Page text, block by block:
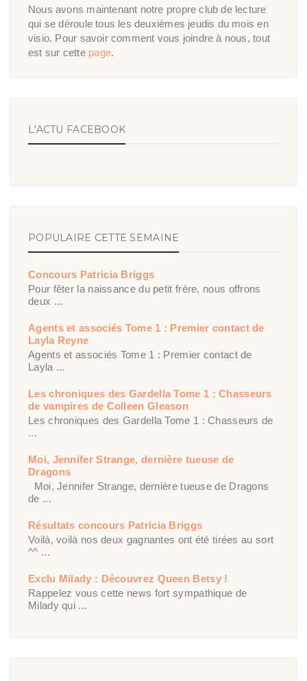
Nous avons maintenant notre propre club de lecture
qui se déroule tous les deuxièmes jeudis du mois en
visio. Pour savoir comment vous joindre à nous, tout
est sur cette page.
L'ACTU FACEBOOK
POPULAIRE CETTE SEMAINE
Concours Patricia Briggs
Pour fêter la naissance du petit frère, nous offrons
deux ...
Agents et associés Tome 1 : Premier contact de
Layla Reyne
Agents et associés Tome 1 : Premier contact de
Layla ...
Les chroniques des Gardella Tome 1 : Chasseurs
de vampires de Colleen Gleason
Les chroniques des Gardella Tome 1 : Chasseurs de
...
Moi, Jennifer Strange, dernière tueuse de
Dragons
Moi, Jennifer Strange, dernière tueuse de Dragons
de ...
Résultats concours Patricia Briggs
Voilà, voilà nos deux gagnantes ont été tirées au sort
^^ ...
Exclu Milady : Découvrez Queen Betsy !
Rappelez vous cette news fort sympathique de
Milady qui ...